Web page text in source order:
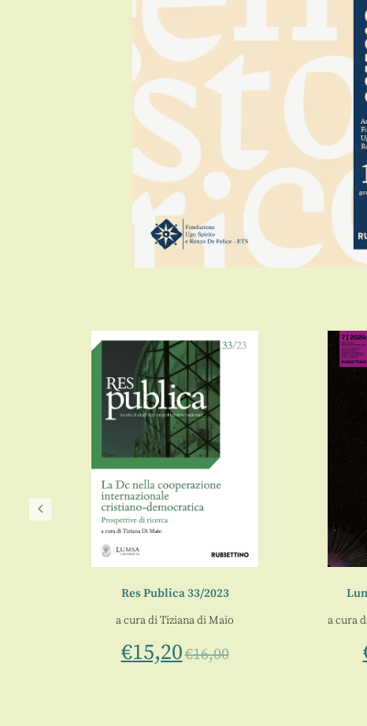
Res Publica 33/2023
a cura diTiziana di Maio
€15,20€16,00
a cura